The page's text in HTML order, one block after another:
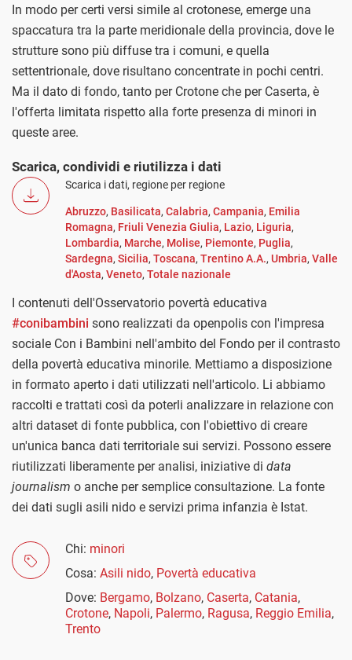
In modo per certi versi simile al crotonese, emerge una
spaccatura tra la parte meridionale della provincia, dove le
strutture sono più diffuse tra i comuni, e quella
settentrionale, dove risultano concentrate in pochi centri.
Ma il dato di fondo, tanto per Crotone che per Caserta, è
l'offerta limitata rispetto alla forte presenza di minori in
queste aree.
Scarica, condividi e riutilizza i dati
Scarica i dati, regione per regione
Abruzzo, Basilicata, Calabria, Campania, Emilia
Romagna, Friuli Venezia Giulia, Lazio, Liguria,
Lombardia, Marche, Molise, Piemonte, Puglia,
Sardegna, Sicilia, Toscana, Trentino A.A., Umbria, Valle
d'Aosta, Veneto, Totale nazionale
I contenuti dell'Osservatorio povertà educativa
#conibambini sono realizzati da openpolis con l'impresa
sociale Con i Bambini nell'ambito del Fondo per il contrasto
della povertà educativa minorile. Mettiamo a disposizione
in formato aperto i dati utilizzati nell'articolo. Li abbiamo
raccolti e trattati così da poterli analizzare in relazione con
altri dataset di fonte pubblica, con l'obiettivo di creare
un'unica banca dati territoriale sui servizi. Possono essere
riutilizzati liberamente per analisi, iniziative di data
journalism o anche per semplice consultazione. La fonte
dei dati sugli asili nido e servizi prima infanzia è Istat.
Chi: minori
Cosa: Asili nido, Povertà educativa
Dove: Bergamo, Bolzano, Caserta, Catania,
Crotone, Napoli, Palermo, Ragusa, Reggio Emilia,
Trento